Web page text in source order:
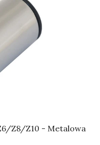
Z8/Z10 - Metalowa